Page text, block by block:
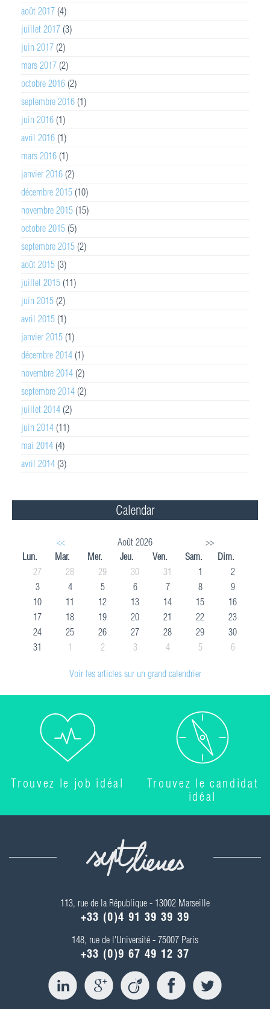
août 2017 (4)
juillet 2017 (3)
juin 2017 (2)
mars 2017 (2)
octobre 2016 (2)
septembre 2016 (1)
juin 2016 (1)
avril 2016 (1)
mars 2016 (1)
janvier 2016 (2)
décembre 2015 (10)
novembre 2015 (15)
octobre 2015 (5)
septembre 2015 (2)
août 2015 (3)
juillet 2015 (11)
juin 2015 (2)
avril 2015 (1)
janvier 2015 (1)
décembre 2014 (1)
novembre 2014 (2)
septembre 2014 (2)
juillet 2014 (2)
juin 2014 (11)
mai 2014 (4)
avril 2014 (3)
Calendar
<< Août 2026
>>
Lun.
Mar. Mer. Jeu. Ven. Sam.
Dim.
27
28 29 30 31 1
2
3
4 5 6 7 8
9
10
11 12 13 14 15
16
17
18 19 20 21 22
23
24
25 26 27 28 29
30
31
1 2 3 4 5 6
Voir les articles sur un grand calendrier
Trouvez le job idéal
Trouvez le candidat
idéal
113, rue de la République - 13002 Marseille
+33 (0)4 91 39 39 39
148, rue de l'Université - 75007 Paris
+33 (0)9 67 49 12 37